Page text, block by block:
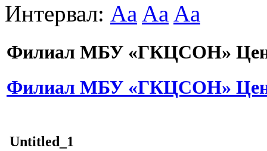
Интервал: Aa Aa Aa
Филиал МБУ «ГКЦСОН»
Филиал МБУ «ГКЦСОН»
Untitled_1